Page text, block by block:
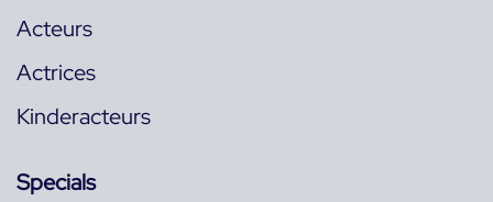
Acteurs
Actrices
Kinderacteurs
Specials